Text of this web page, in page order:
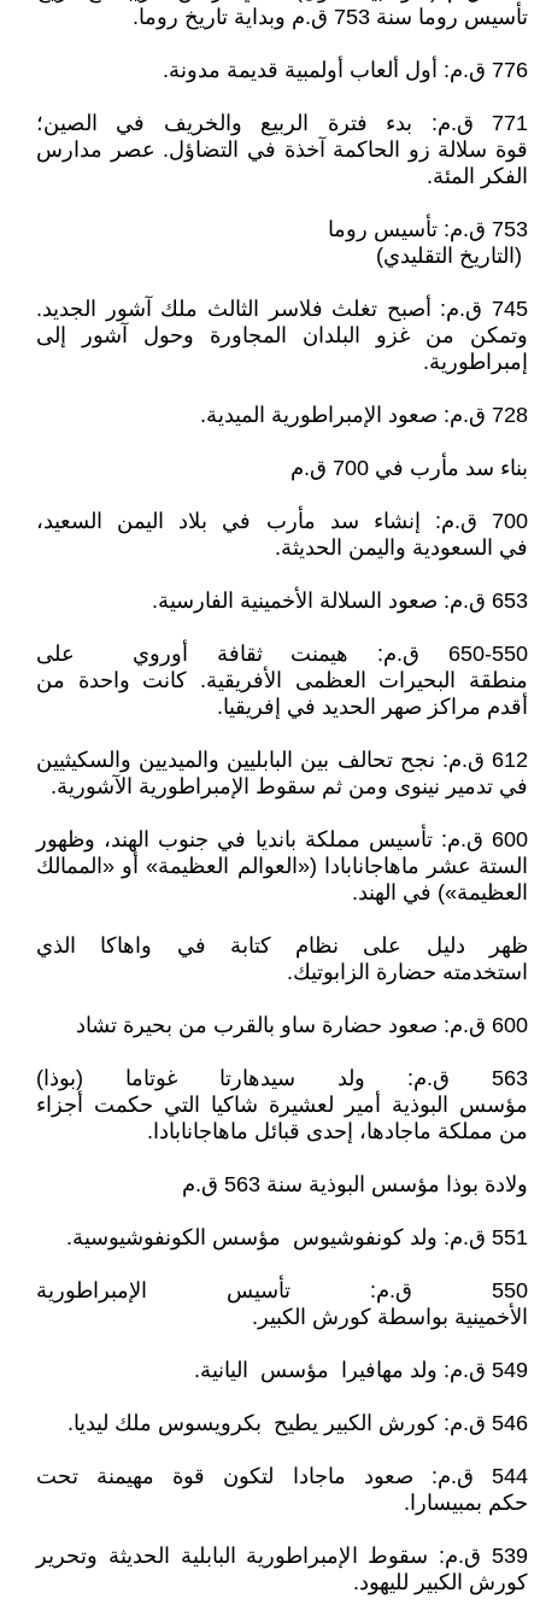
تأسيس روما سنة 753 ق.م وبداية تاريخ روما.
776 ق.م: أول ألعاب أولمبية قديمة مدونة.
771 ق.م: بدء فترة الربيع والخريف في الصين؛
قوة سلالة زو الحاكمة آخذة في التضاؤل. عصر مدارس
الفكر المئة.
753 ق.م: تأسيس روما
(التاريخ التقليدي)
745 ق.م: أصبح تغلث فلاسر الثالث ملك آشور الجديد.
وتمكن من غزو البلدان المجاورة وحول آشور إلى
إمبراطورية.
728 ق.م: صعود الإمبراطورية الميدية.
بناء سد مأرب في 700 ق.م
700 ق.م: إنشاء سد مأرب في بلاد اليمن السعيد،
في السعودية واليمن الحديثة.
653 ق.م: صعود السلالة الأخمينية الفارسية.
650-550 ق.م: هيمنت ثقافة أوروي على
منطقة البحيرات العظمى الأفريقية. كانت واحدة من
أقدم مراكز صهر الحديد في إفريقيا.
612 ق.م: نجح تحالف بين البابليين والميديين والسكيثيين
في تدمير نينوى ومن ثم سقوط الإمبراطورية الآشورية.
600 ق.م: تأسيس مملكة بانديا في جنوب الهند، وظهور
الستة عشر ماهاجانابادا («العوالم العظيمة» أو «الممالك
العظيمة») في الهند.
ظهر دليل على نظام كتابة في واهاكا الذي
استخدمته حضارة الزابوتيك.
600 ق.م: صعود حضارة ساو بالقرب من بحيرة تشاد
563 ق.م: ولد سيدهارتا غوتاما (بوذا)
مؤسس البوذية أمير لعشيرة شاكيا التي حكمت أجزاء
من مملكة ماجادها، إحدى قبائل ماهاجانابادا.
ولادة بوذا مؤسس البوذية سنة 563 ق.م
551 ق.م: ولد كونفوشيوس مؤسس الكونفوشيوسية.
550 ق.م: تأسيس الإمبراطورية
الأخمينية بواسطة كورش الكبير.
549 ق.م: ولد مهافيرا مؤسس اليانية.
546 ق.م: كورش الكبير يطيح بكرويسوس ملك ليديا.
544 ق.م: صعود ماجادا لتكون قوة مهيمنة تحت
حكم بمبيسارا.
539 ق.م: سقوط الإمبراطورية البابلية الحديثة وتحرير
كورش الكبير لليهود.